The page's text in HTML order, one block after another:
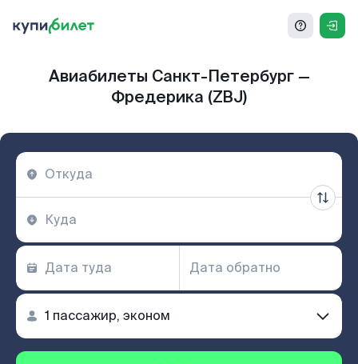
Авиабилеты Санкт-Петербург —
Фредерика (ZBJ)